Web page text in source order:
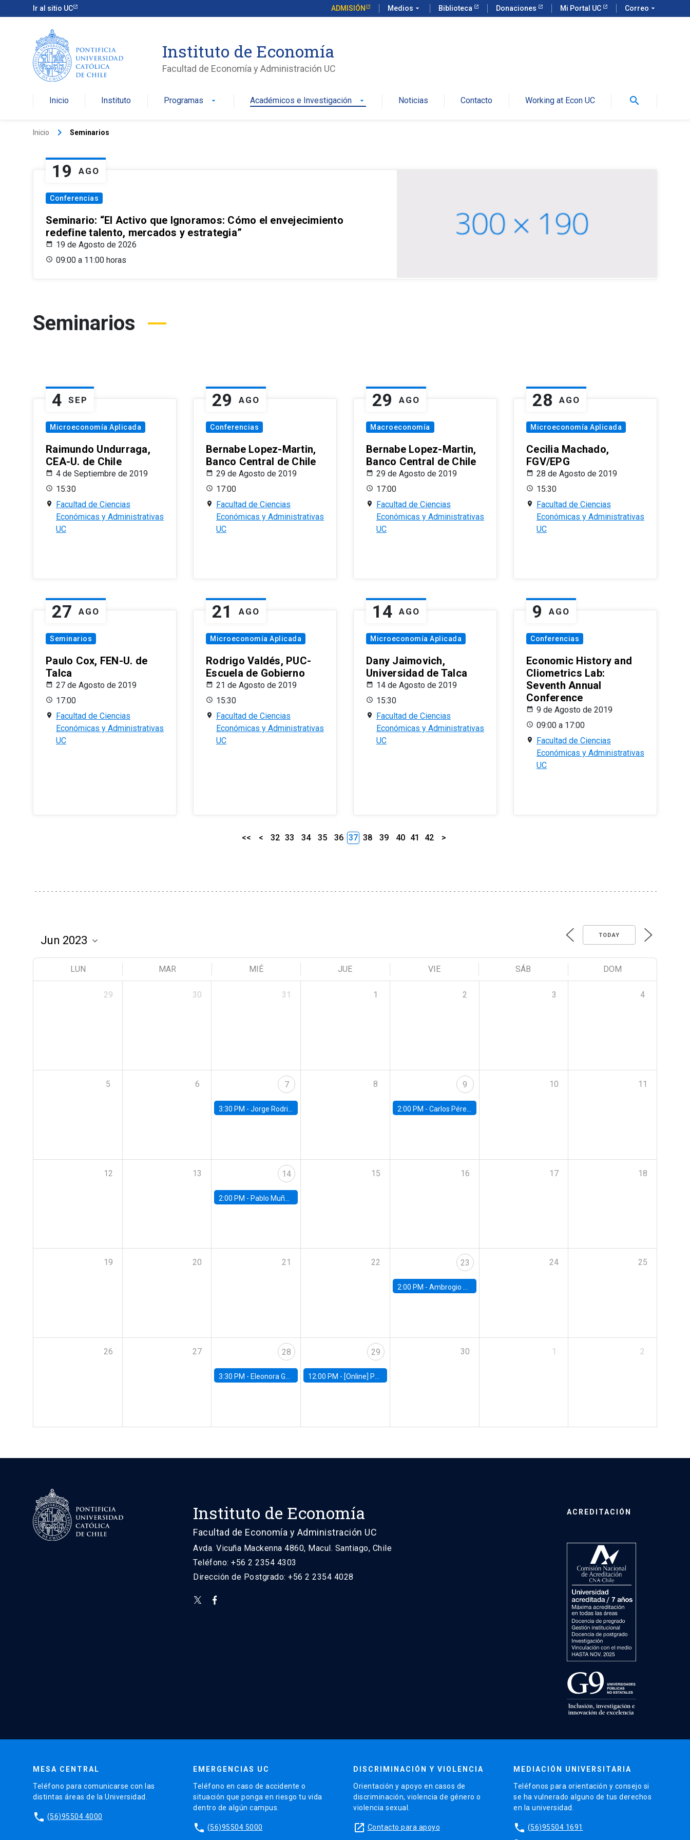
Ir al sitio UC ADMISIÓN Medios arrow_drop_down Biblioteca Donaciones Mi Portal UC Correo arrow_drop_down
Instituto de Economía
Facultad de Economía y Administración UC
Inicio Instituto Programas arrow_drop_down Académicos e Investigación arrow_drop_down Noticias Contacto Working at Econ UC search
Inicio keyboard_arrow_right Seminarios
19 AGO
Conferencias
Seminario: “El Activo que Ignoramos: Cómo el envejecimiento
redefine talento, mercados y estrategia”
19 de Agosto de 2026
09:00 a 11:00 horas
Seminarios
4 SEP
Microeconomía Aplicada
Raimundo Undurraga,
CEA-U. de Chile
4 de Septiembre de 2019
15:30
Facultad de Ciencias
Económicas y Administrativas
UC
29 AGO
Conferencias
Bernabe Lopez-Martin,
Banco Central de Chile
29 de Agosto de 2019
17:00
Facultad de Ciencias
Económicas y Administrativas
UC
29 AGO
Macroeconomía
Bernabe Lopez-Martin,
Banco Central de Chile
29 de Agosto de 2019
17:00
Facultad de Ciencias
Económicas y Administrativas
UC
28 AGO
Microeconomía Aplicada
Cecilia Machado,
FGV/EPG
28 de Agosto de 2019
15:30
Facultad de Ciencias
Económicas y Administrativas
UC
27 AGO
Seminarios
Paulo Cox, FEN-U. de
Talca
27 de Agosto de 2019
17:00
Facultad de Ciencias
Económicas y Administrativas
UC
21 AGO
Microeconomía Aplicada
Rodrigo Valdés, PUC-
Escuela de Gobierno
21 de Agosto de 2019
15:30
Facultad de Ciencias
Económicas y Administrativas
UC
14 AGO
Microeconomía Aplicada
Dany Jaimovich,
Universidad de Talca
14 de Agosto de 2019
15:30
Facultad de Ciencias
Económicas y Administrativas
UC
9 AGO
Conferencias
Economic History and
Cliometrics Lab:
Seventh Annual
Conference
9 de Agosto de 2019
09:00 a 17:00
Facultad de Ciencias
Económicas y Administrativas
UC
<< < 32 33 34 35 36 37 38 39 40 41 42 >
TODAY
LUN MAR MIÉ JUE VIE SÁB DOM
29 30 31 1 2 3 4
5 6 7
3:30 PM -Jorge Rodriguez, Universidad de Los Andes
8 9
2:00 PM - Carlos Pérez, Universidad Finis Terrae
10 11
12 13 14
2:00 PM - Pablo Muñoz, Universidad de Chile
15 16 17 18
19 20 21 22 23
2:00 PM - Ambrogio Cesa-Bianchi, Bank of England
24 25
26 27 28
3:30 PM - Eleonora Guarnieri, Exeter University
29
12:00 PM - [Online] Pablo Slutzky, University of Maryland
30 1 2
Instituto de Economía
Facultad de Economía y Administración UC
Avda. Vicuña Mackenna 4860, Macul. Santiago, Chile
Teléfono: +56 2 2354 4303
Dirección de Postgrado: +56 2 2354 4028
ACREDITACIÓN
MESA CENTRAL
Teléfono para comunicarse con las
distintas áreas de la Universidad.
phone (56)95504 4000
EMERGENCIAS UC
Teléfono en caso de accidente o
situación que ponga en riesgo tu vida
dentro de algún campus.
phone (56)95504 5000
DISCRIMINACIÓN Y VIOLENCIA
Orientación y apoyo en casos de
discriminación, violencia de género o
violencia sexual.
launch Contacto para apoyo
MEDIACIÓN UNIVERSITARIA
Teléfonos para orientación y consejo si
se ha vulnerado alguno de tus derechos
en la universidad.
phone (56)95504 1691